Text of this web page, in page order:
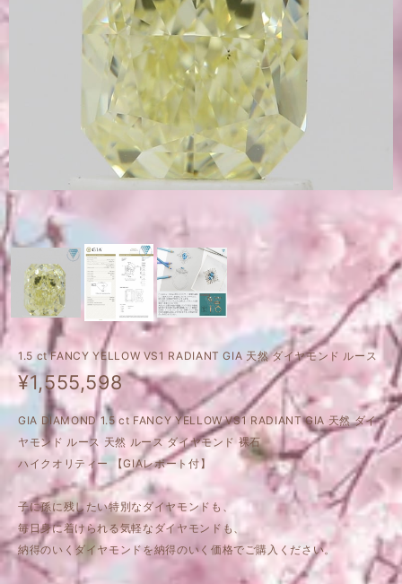
1.5 ct FANCY YELLOW VS1 RADIANT GIA 天然 ダイヤモンド ルース
¥1,555,598
GIA DIAMOND 1.5 ct FANCY YELLOW VS1 RADIANT GIA 天然 ダイ
ヤモンド ルース 天然 ルース ダイヤモンド 裸石
ハイクオリティー 【GIAレポート付】
子に孫に残したい特別なダイヤモンドも、
毎日身に着けられる気軽なダイヤモンドも、
納得のいくダイヤモンドを納得のいく価格でご購入ください。